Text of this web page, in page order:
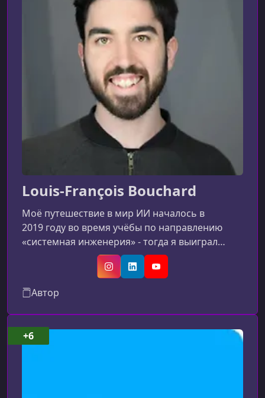
Louis-François Bouchard
Моё путешествие в мир ИИ началось в
2019 году во время учёбы по направлению
«системная инженерия» - тогда я выиграл
конкурс по классификации эмодзи и понял, что
хочу применять исследования к реальным
магистратуру по искусственному интеллекту,
возглавил направление AI в стартапе и
запустил YouTube‑канал, посвящённый
объяснению ключевых концепций ИИ. Эти
InstagramLinkedInYouTube
Автор
+6